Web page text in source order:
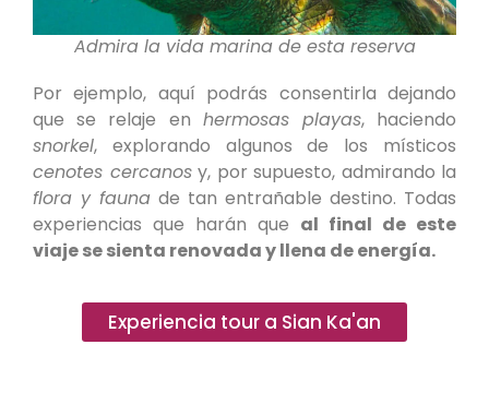
Admira la vida marina de esta reserva
Por ejemplo, aquí podrás consentirla dejando
que se relaje en hermosas playas, haciendo
snorkel, explorando algunos de los místicos
cenotes cercanosy, por supuesto, admirando la
flora y fauna de tan entrañable destino. Todas
experiencias que harán que al final de este
viaje se sienta renovada y llena de energía.
Experiencia tour a Sian Ka'an